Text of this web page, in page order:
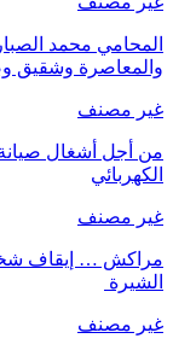
المحامي محمد
والمعاصرة وشقيق
غير مصنف
من أجل أشغال صيانة
الكهربائي
غير مصنف
مراكش … إيقاف
الشيرة
غير مصنف